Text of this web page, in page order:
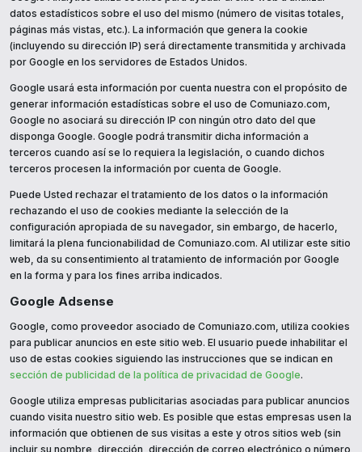
datos estadísticos sobre el uso del mismo (número de visitas totales,
páginas más vistas, etc.). La información que genera la cookie
(incluyendo su dirección IP) será directamente transmitida y archivada
por Google en los servidores de Estados Unidos.
Google usará esta información por cuenta nuestra con el propósito de
generar información estadísticas sobre el uso de Comuniazo.com,
Google no asociará su dirección IP con ningún otro dato del que
disponga Google. Google podrá transmitir dicha información a
terceros cuando así se lo requiera la legislación, o cuando dichos
terceros procesen la información por cuenta de Google.
Puede Usted rechazar el tratamiento de los datos o la información
rechazando el uso de cookies mediante la selección de la
configuración apropiada de su navegador, sin embargo, de hacerlo,
limitará la plena funcionabilidad de Comuniazo.com. Al utilizar este sitio
web, da su consentimiento al tratamiento de información por Google
en la forma y para los fines arriba indicados.
Google Adsense
Google, como proveedor asociado de Comuniazo.com, utiliza cookies
para publicar anuncios en este sitio web. El usuario puede inhabilitar el
uso de estas cookies siguiendo las instrucciones que se indican en
sección de publicidad de la política de privacidad de Google.
Google utiliza empresas publicitarias asociadas para publicar anuncios
cuando visita nuestro sitio web. Es posible que estas empresas usen la
información que obtienen de sus visitas a este y otros sitios web (sin
incluir su nombre, dirección, dirección de correo electrónico o número